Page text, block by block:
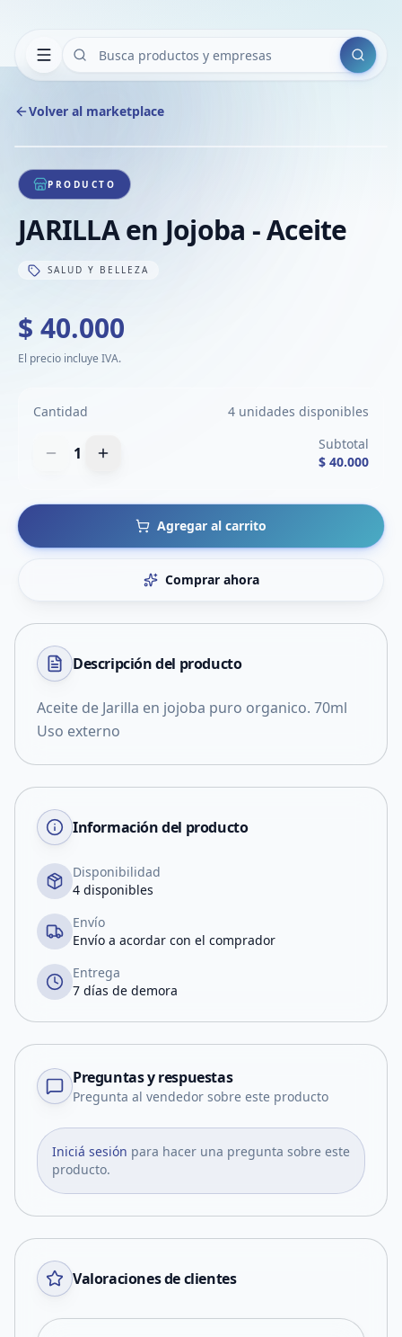
Buscar
Volver al marketplace
1/1
PRODUCTO
JARILLA en Jojoba - Aceite
SALUD Y BELLEZA
$ 40.000
El precio incluye IVA.
Cantidad 4 unidades disponibles
1
Subtotal
$ 40.000
Agregar al carrito
Comprar ahora
Descripción del producto
Aceite de Jarilla en jojoba puro organico. 70ml
Uso externo
Información del producto
Disponibilidad
4 disponibles
Envío
Envío a acordar con el comprador
Entrega
7 días de demora
Preguntas y respuestas
Pregunta al vendedor sobre este producto
Iniciá sesión para hacer una pregunta sobre este
producto.
Valoraciones de clientes